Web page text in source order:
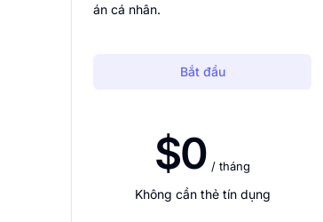
án cá nhân.
Bắt đầu
$0 / tháng
Không cần thẻ tín dụng